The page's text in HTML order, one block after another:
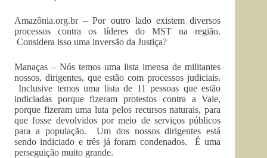
Amazônia.org.br – Por outro lado existem diversos
processos contra os líderes do MST na região.
Considera isso uma inversão da Justiça?
Manaças – Nós temos uma lista imensa de militantes
nossos, dirigentes, que estão com processos judiciais.
Inclusive temos uma lista de 11 pessoas que estão
indiciadas porque fizeram protestos contra a Vale,
porque fizeram uma luta pelos recursos naturais, para
que fosse devolvidos por meio de serviços públicos
para a população. Um dos nossos dirigentes está
sendo indiciado e três já foram condenados. É uma
perseguição muito grande.